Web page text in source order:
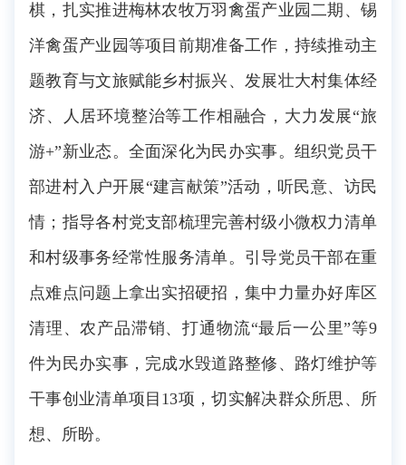
棋，扎实推进梅林农牧万羽禽蛋产业园二期、锡
洋禽蛋产业园等项目前期准备工作，持续推动主
题教育与文旅赋能乡村振兴、发展壮大村集体经
济、人居环境整治等工作相融合，大力发展“旅
游+”新业态。全面深化为民办实事。组织党员干
部进村入户开展“建言献策”活动，听民意、访民
情；指导各村党支部梳理完善村级小微权力清单
和村级事务经常性服务清单。引导党员干部在重
点难点问题上拿出实招硬招，集中力量办好库区
清理、农产品滞销、打通物流“最后一公里”等9
件为民办实事，完成水毁道路整修、路灯维护等
干事创业清单项目13项，切实解决群众所思、所
想、所盼。